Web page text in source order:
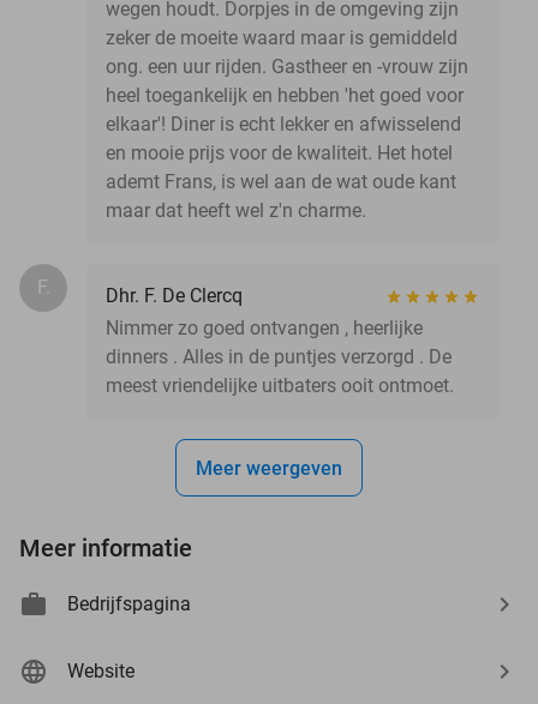
wegen houdt. Dorpjes in de omgeving zijn
zeker de moeite waard maar is gemiddeld
ong. een uur rijden. Gastheer en -vrouw zijn
heel toegankelijk en hebben 'het goed voor
elkaar'! Diner is echt lekker en afwisselend
en mooie prijs voor de kwaliteit. Het hotel
ademt Frans, is wel aan de wat oude kant
maar dat heeft wel z'n charme.
F.
Dhr. F. De Clercq
Nimmer zo goed ontvangen , heerlijke
dinners . Alles in de puntjes verzorgd . De
meest vriendelijke uitbaters ooit ontmoet.
Meer weergeven
Meer informatie
Bedrijfspagina
Website